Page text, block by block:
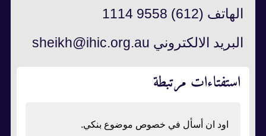
الهاتف (612) 9558 1114
البرید الالکتروني sheikh@ihic.org.au
استفتاءات مرتبطة
اود ان أسأل في خصوص موضوع بنكي.